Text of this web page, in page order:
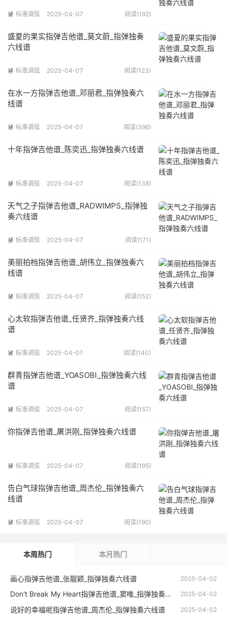
 标准调弦 2025-04-07 阅读(192)
盛夏的果实指弹吉他谱_莫文蔚_指弹独奏
六线谱
 标准调弦 2025-04-07 阅读(123)
在水一方指弹吉他谱_邓丽君_指弹独奏六
线谱
 标准调弦 2025-04-07 阅读(396)
十年指弹吉他谱_陈奕迅_指弹独奏六线谱
 标准调弦 2025-04-07 阅读(138)
天气之子指弹吉他谱_RADWIMPS_指弹独
奏六线谱
 标准调弦 2025-04-07 阅读(171)
美丽拍档指弹吉他谱_胡伟立_指弹独奏六
线谱
 标准调弦 2025-04-07 阅读(152)
心太软指弹吉他谱_任贤齐_指弹独奏六线
谱
 标准调弦 2025-04-07 阅读(140)
群青指弹吉他谱_YOASOBI_指弹独奏六线
谱
 标准调弦 2025-04-07 阅读(157)
你指弹吉他谱_屠洪刚_指弹独奏六线谱
 标准调弦 2025-04-07 阅读(195)
告白气球指弹吉他谱_周杰伦_指弹独奏六
线谱
 标准调弦 2025-04-07 阅读(190)
本周热门 本月热门
2025-04-02
画心指弹吉他谱_张靓颖_指弹独奏六线谱
2025-04-02
Don't Break My Heart指弹吉他谱_窦唯_指弹独奏六线谱
2025-04-02
说好的幸福呢指弹吉他谱_周杰伦_指弹独奏六线谱